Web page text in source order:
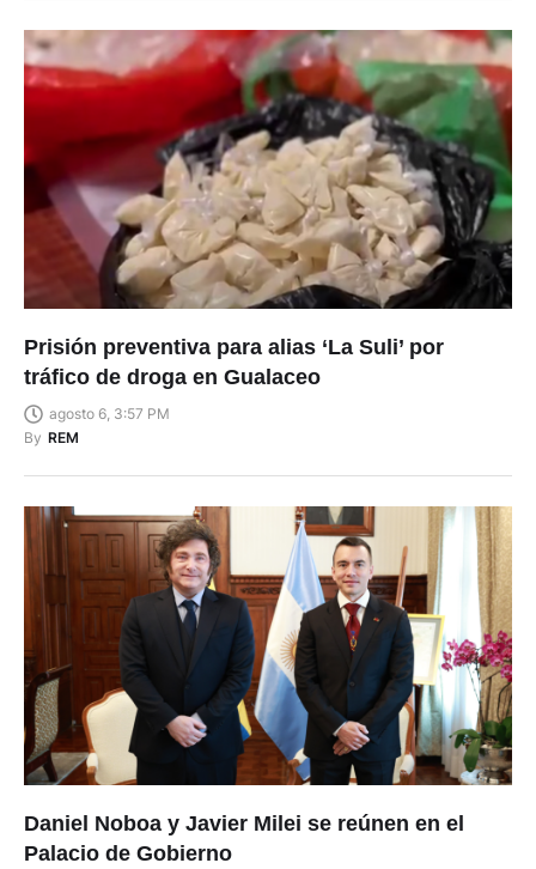
Prisión preventiva para alias ‘La Suli’ por
tráfico de droga en Gualaceo
agosto 6, 3:57 PM
By REM
Daniel Noboa y Javier Milei se reúnen en el
Palacio de Gobierno